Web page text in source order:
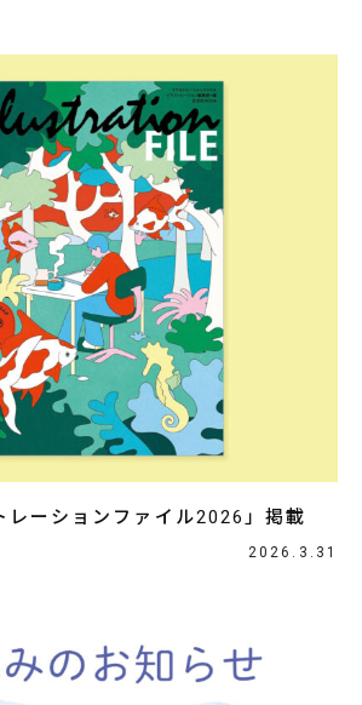
レーションファイル2026」掲載
2026.3.31